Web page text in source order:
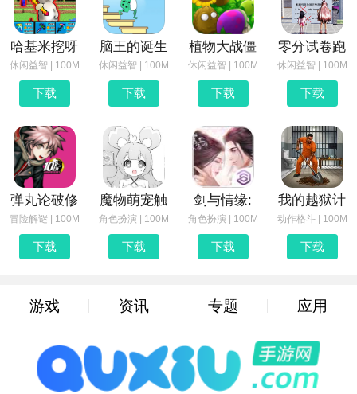
哈基米挖呀
休闲益智 | 100M
下载
脑王的诞生
休闲益智 | 100M
下载
植物大战僵
休闲益智 | 100M
下载
零分试卷跑
休闲益智 | 100M
下载
弹丸论破修
冒险解谜 | 100M
下载
魔物萌宠触
角色扮演 | 100M
下载
剑与情缘:
角色扮演 | 100M
下载
我的越狱计
动作格斗 | 100M
下载
游戏 资讯 专题 应用